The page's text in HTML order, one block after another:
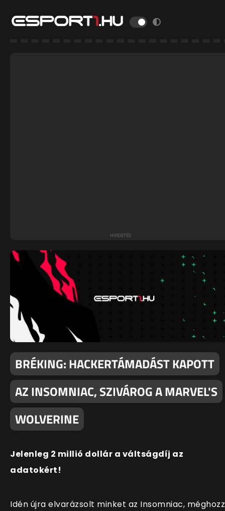
BRÉKING: HACKERTÁMADÁST KAPOTT
AZ INSOMNIAC, SZIVÁROG A MARVEL'S
WOLVERINE
Jelenleg 2 millió dollár a váltságdíj az
adatokért!
Idén újra elvarázsolt minket az Insomniac,